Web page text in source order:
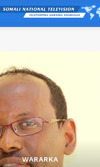
WARARKA